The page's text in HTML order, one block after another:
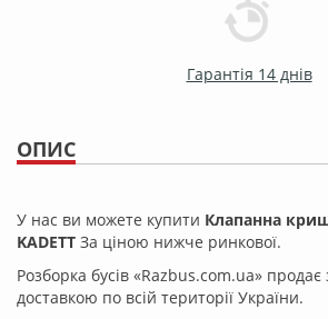
Гарантія 14 днів
ОПИС
У нас ви можете купити Клапанна
KADETT За ціною нижче ринкової.
Розборка бусів «Razbus.com.ua»
доставкою по всій території України.